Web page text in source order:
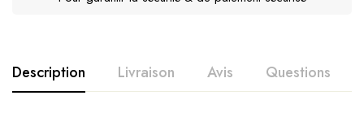
Description Livraison Avis Questions